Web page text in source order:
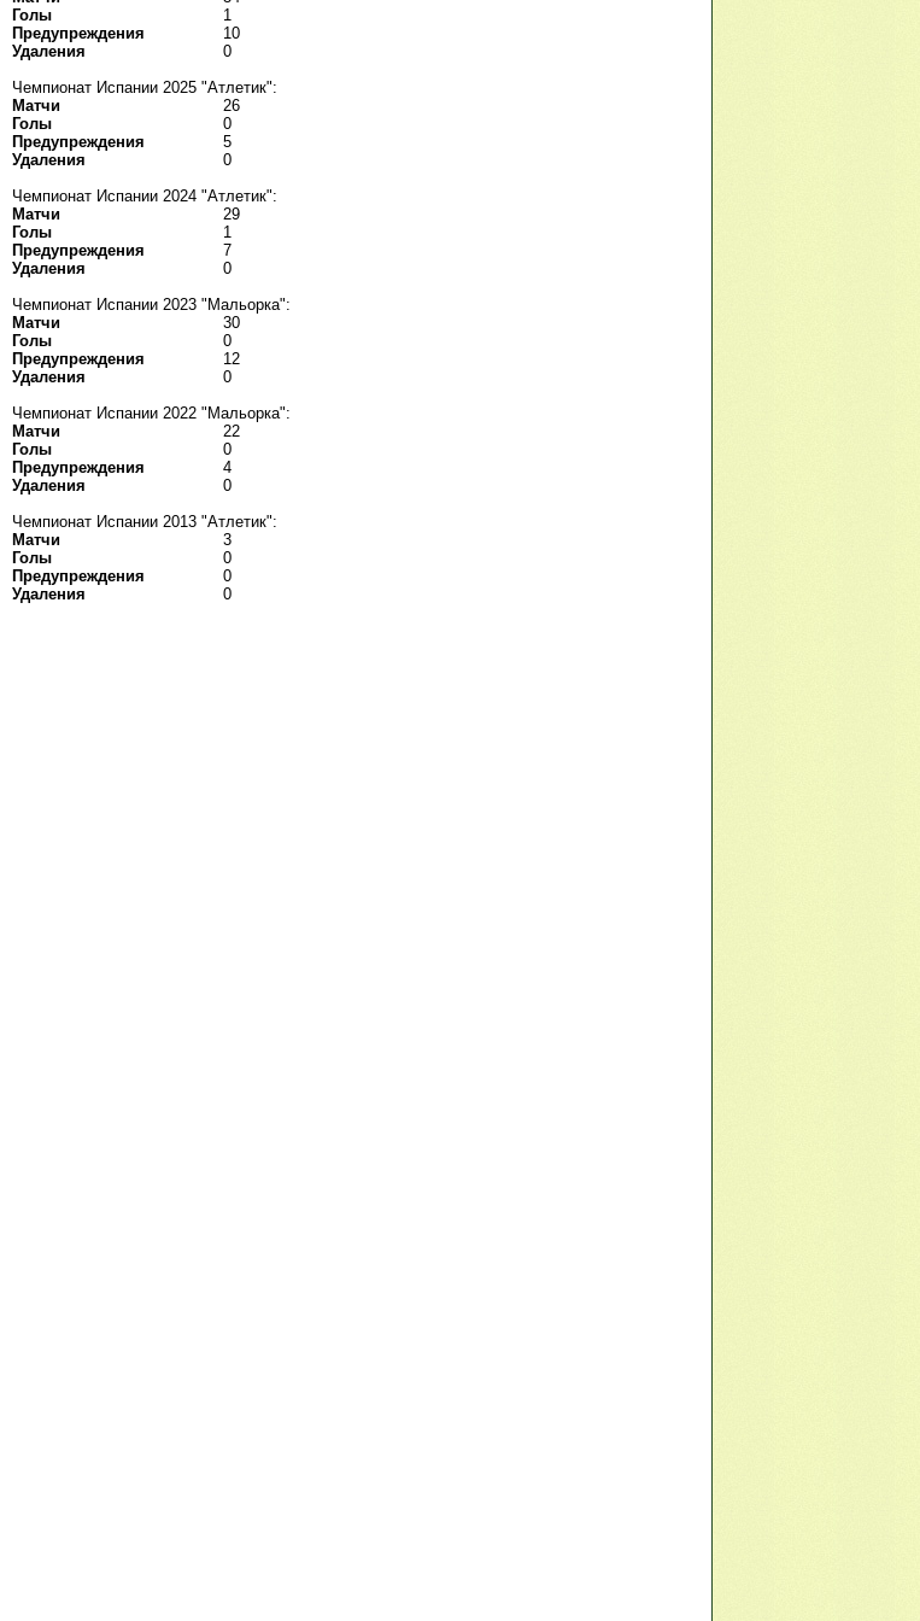
Голы
1
Предупреждения
10
Удаления
0
Чемпионат Испании 2025 "Атлетик":
Матчи
26
Голы
0
Предупреждения
5
Удаления
0
Чемпионат Испании 2024 "Атлетик":
Матчи
29
Голы
1
Предупреждения
7
Удаления
0
Чемпионат Испании 2023 "Мальорка":
Матчи
30
Голы
0
Предупреждения
12
Удаления
0
Чемпионат Испании 2022 "Мальорка":
Матчи
22
Голы
0
Предупреждения
4
Удаления
0
Чемпионат Испании 2013 "Атлетик":
Матчи
3
Голы
0
Предупреждения
0
Удаления
0